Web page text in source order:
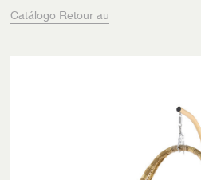
Catálogo Retour au